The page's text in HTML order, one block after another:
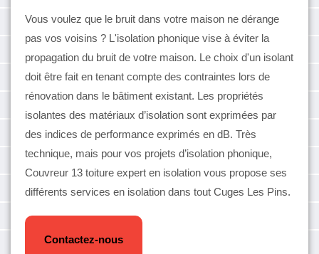
Vous voulez que le bruit dans votre maison ne dérange
pas vos voisins ? L'isolation phonique vise à éviter la
propagation du bruit de votre maison. Le choix d'un isolant
doit être fait en tenant compte des contraintes lors de
rénovation dans le bâtiment existant. Les propriétés
isolantes des matériaux d’isolation sont exprimées par
des indices de performance exprimés en dB. Très
technique, mais pour vos projets d’isolation phonique,
Couvreur 13 toiture expert en isolation vous propose ses
différents services en isolation dans tout Cuges Les Pins.
Contactez-nous